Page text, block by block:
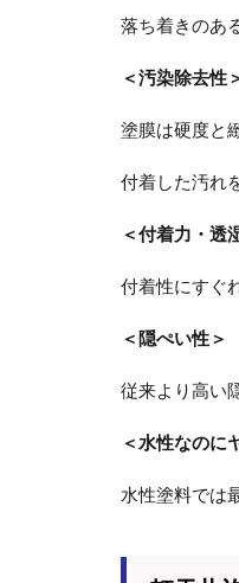
落ち着きのあ
＜汚染除去性
塗膜は硬度と
付着した汚れ
＜付着力・透
付着性にすぐ
＜隠ぺい性＞
従来より高い
＜水性なのに
水性塗料では